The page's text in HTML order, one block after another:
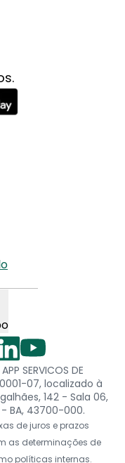
SERVICOS DE
0001-07, localizado à
142 - Sala 06,
BA, 43700-000.
de juros e prazos
as determinações de
políticas internas.